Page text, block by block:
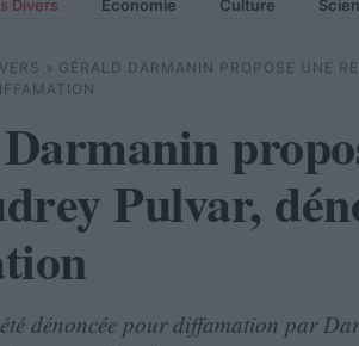
Divers Economie Culture
» GÉRALD DARMANIN PROPOSE UNE
Pulvar,
dénoncée pour diffamation par